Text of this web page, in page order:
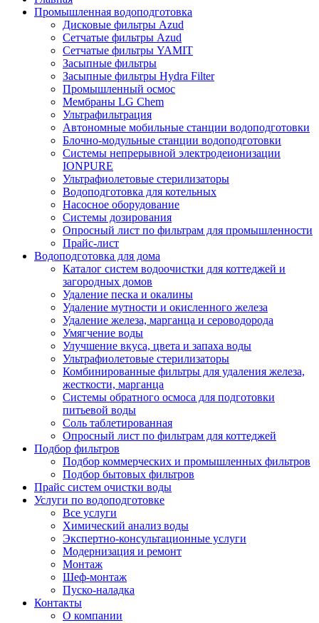
Промышленная водоподготовка
Дисковые фильтры Azud
Сетчатые фильтры Azud
Сетчатые фильтры YAMIT
Засыпные фильтры
Засыпные фильтры Hydra Filter
Промышленный осмос
Мембраны LG Chem
Ультрафильтрация
Автономные мобильные станции водоподготовки
Блочно-модульные станции водоподготовки
Системы непрерывной электродеионизации
IONPURE
Ультрафиолетовые стерилизаторы
Водоподготовка для котельных
Насосное оборудование
Системы дозирования
Опросный лист по фильтрам для промышленности
Прайс-лист
Водоподготовка для дома
Каталог систем водоочистки для коттеджей и
загородных домов
Удаление песка и окалины
Удаление мутности и окисленного железа
Удаление железа, марганца и сероводорода
Умягчение воды
Улучшение вкуса, цвета и запаха воды
Ультрафиолетовые стерилизаторы
Комбинированные фильтры для удаления железа,
жесткости, марганца
Системы обратного осмоса для подготовки
питьевой воды
Соль таблетированная
Опросный лист по фильтрам для коттеджей
Подбор фильтров
Подбор коммерческих и промышленных фильтров
Подбор бытовых фильтров
Прайс систем очистки воды
Услуги по водоподготовке
Все услуги
Химический анализ воды
Экспертно-консультационные услуги
Модернизация и ремонт
Монтаж
Шеф-монтаж
Пуско-наладка
Контакты
О компании